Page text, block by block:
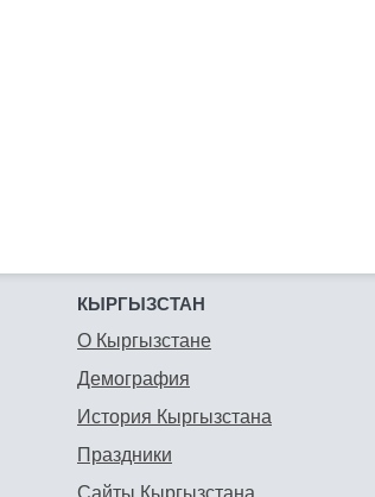
КЫРГЫЗСТАН
О Кыргызстане
Демография
История Кыргызстана
Праздники